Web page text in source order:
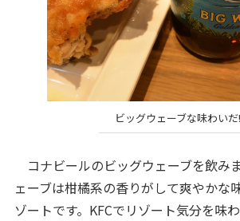
ビッグウェーブな味わいだ
コナビールのビッグウェーブを飲み
ェーブは柑橘系の香りがして爽やかな
ゾートです。KFCでリゾート気分を味